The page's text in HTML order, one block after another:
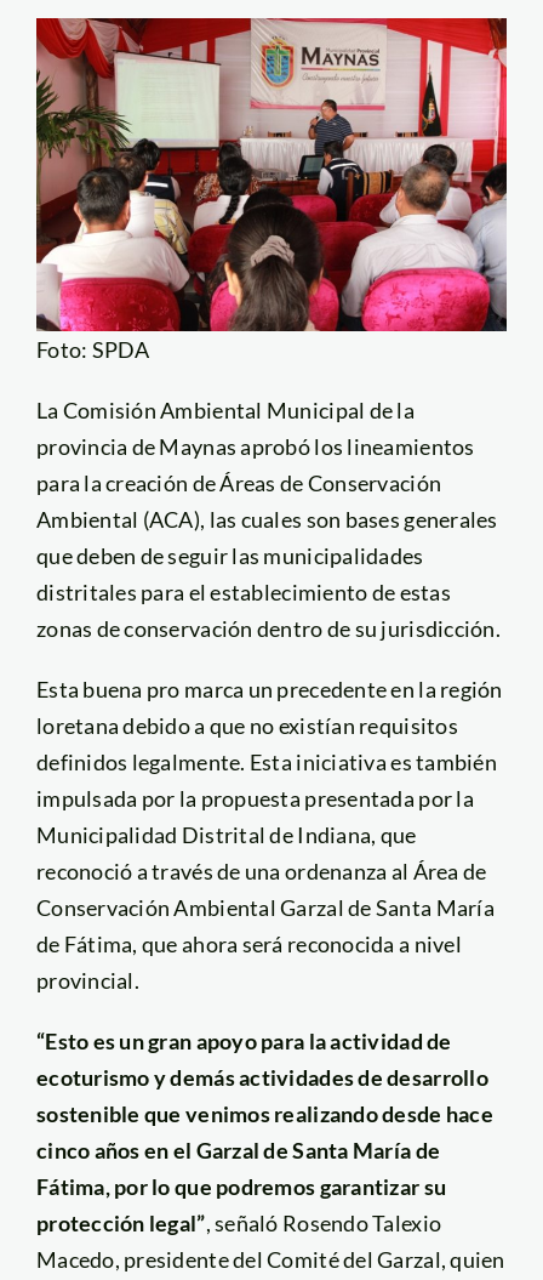
Foto: SPDA
La Comisión Ambiental Municipal de la
provincia de Maynas aprobó los lineamientos
para la creación de Áreas de Conservación
Ambiental (ACA), las cuales son bases generales
que deben de seguir las municipalidades
distritales para el establecimiento de estas
zonas de conservación dentro de su jurisdicción.
Esta buena pro marca un precedente en la región
loretana debido a que no existían requisitos
definidos legalmente. Esta iniciativa es también
impulsada por la propuesta presentada por la
Municipalidad Distrital de Indiana, que
reconoció a través de una ordenanza al Área de
Conservación Ambiental Garzal de Santa María
de Fátima, que ahora será reconocida a nivel
provincial.
“Esto es un gran apoyo para la actividad de
ecoturismo y demás actividades de desarrollo
sostenible que venimos realizando desde hace
cinco años en el Garzal de Santa María de
Fátima, por lo que podremos garantizar su
protección legal”, señaló Rosendo Talexio
Macedo, presidente del Comité del Garzal, quien